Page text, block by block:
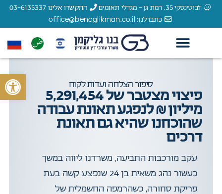
ז'בוטינסקי 35, רמת גן - מגדלי תאומים
התקשרו אלינו 03-6135337
כתבו לנו: office@benoglikman.co.il
סיפור הצלחה ועדות לקוח
פיצוי מצטבר של 5,291,454
מיליון ₪ לנפגע תאונת עבודה
שהוכחנו שהיא גם תאונת
דרכים
עקב מורכבות התביעה, משרדנו ליווה במשך
כעשור נהג משאית בן 24 שנפצע קשה בעת
פריקת סחורה, כשהרמפה החשמלית של
פתח